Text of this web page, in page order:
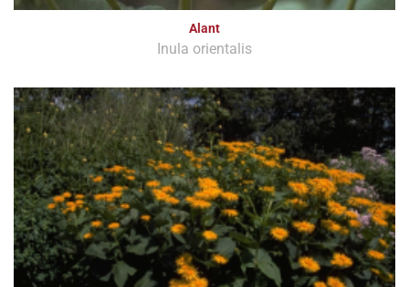
Alant
Inula orientalis